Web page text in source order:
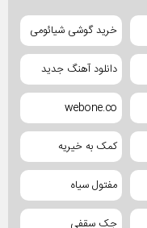
خرید گوشی شیائومی
دانلود آهنگ جدید
webone.co
کمک به خیریه
مفتول سیاه
جک سقفی